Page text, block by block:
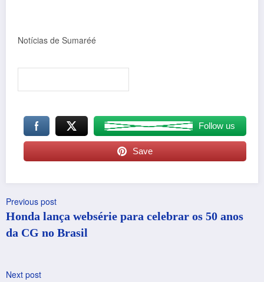
Notícias de Sumaréé
Follow us
Save
Previous post
Honda lança websérie para celebrar os 50 anos
da CG no Brasil
Next post